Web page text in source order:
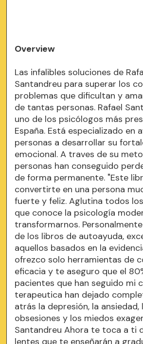
Overview
Las infalibles soluciones de
Santandreu para superar los
problemas que dificultan y
de tantas personas. Rafael
uno de los psicólogos más
España. Está especializado en
personas a desarrollar su
emocional. A traves de su
personas han conseguido
de forma permanente. "Este
convertirte en una persona
fuerte y feliz. Aglutina todos
que conoce la psicología
transformarnos.
de los libros de autoayuda,
aquellos basados en la
ofrezco solo herramientas de
eficacia y te aseguro que el
pacientes que han seguido mi
terapeutica han dejado
atrás la depresión, la ansiedad,
obsesiones y los miedos
Santandreu Ahora te toca a ti
lentes que te enseñarán a